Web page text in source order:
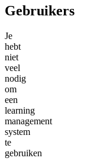
Gebruikers
Je
hebt
niet
veel
nodig
om
een
learning
management
system
te
gebruiken